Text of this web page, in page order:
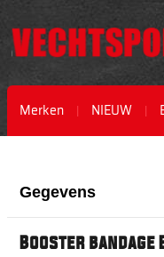
Merken NIEUW
einde
van
begin
van
Gegevens
Booster bandage